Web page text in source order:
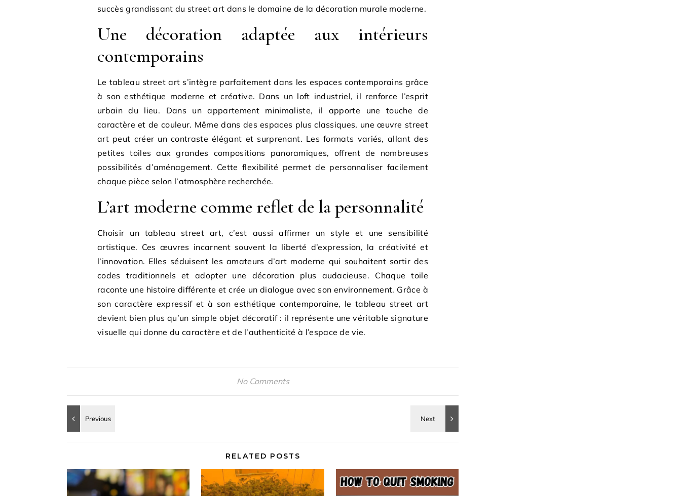
succès grandissant du street art dans le domaine de la décoration murale moderne.
Une décoration adaptée aux intérieurs
contemporains
Le tableau street art s’intègre parfaitement dans les espaces contemporains grâce
à son esthétique moderne et créative. Dans un loft industriel, il renforce l’esprit
urbain du lieu. Dans un appartement minimaliste, il apporte une touche de
caractère et de couleur. Même dans des espaces plus classiques, une œuvre street
art peut créer un contraste élégant et surprenant. Les formats variés, allant des
petites toiles aux grandes compositions panoramiques, offrent de nombreuses
possibilités d’aménagement. Cette flexibilité permet de personnaliser facilement
chaque pièce selon l’atmosphère recherchée.
L’art moderne comme reflet de la personnalité
Choisir un tableau street art, c’est aussi affirmer un style et une sensibilité
artistique. Ces œuvres incarnent souvent la liberté d’expression, la créativité et
l’innovation. Elles séduisent les amateurs d’art moderne qui souhaitent sortir des
codes traditionnels et adopter une décoration plus audacieuse. Chaque toile
raconte une histoire différente et crée un dialogue avec son environnement. Grâce à
son caractère expressif et à son esthétique contemporaine, le tableau street art
devient bien plus qu’un simple objet décoratif : il représente une véritable signature
visuelle qui donne du caractère et de l’authenticité à l’espace de vie.
No Comments
RELATED POSTS